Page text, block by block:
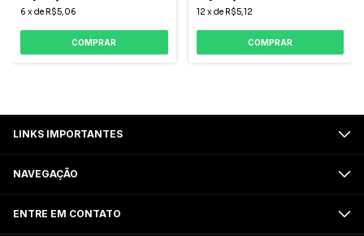
6 xde R$5,06
COMPRAR
12 xde R$5,12
COMPRAR
LINKS IMPORTANTES
NAVEGAÇÃO
ENTRE EM CONTATO